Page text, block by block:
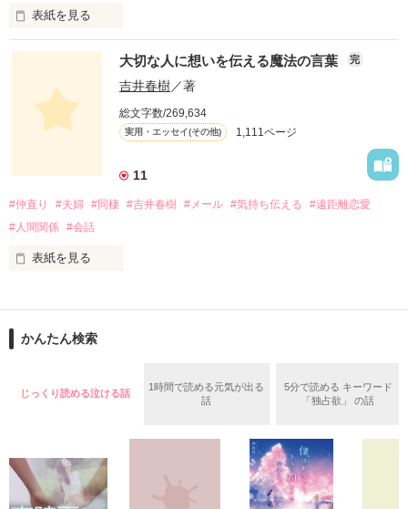
この物語は自分の体験をもとに綴ったフィクションです。
作品を読む
表紙を見る
「オーダー承ります！」は、
お昼のTV番組『ありがとッ！』（テレビ神奈川）
にて、山川恵里佳さんがオススメの料理を
紹介する人気コーナー。
毎週番組への問い合わせが絶えないという、
この話題のレシピを山川さんが
いつもの一品として気軽に取り入れられる
簡単便利なアイデアが満載。
ご主人・おさるさんの感想や、
参考にもぜひどうぞ！
大切な人に想いを伝える魔法の言葉 完
吉井春樹／著
総文字数/269,634
実用・エッセイ(その他) 1,111ページ
11
#仲直り #夫婦 #同棲 #吉井春樹 #メール #気持ち伝える
#遠距離恋愛
#人間関係 #会話
表紙を見る
コピーライターとして徹夜つづきの日々を過ごすかたわら、妻
の女性読者の共感を呼んだことで『しあわせが、しあわせを、
この作品は吉井さん直伝の、気持ちをもっと上手に伝える、こ
「ありがとう」「すきです」「ごめんなさい」「だいじょう
ぶ」「よくできました」など、大切な誰かに感謝や好意、励ま
しのメッセージを伝える小さなテクニックについて解説すると
ともに、その言葉を用いることで自分自身を見つめるきっかけ
かんたん検索
じっくり読める泣ける話
1時間で読める元気が出る
話
5分で読める キーワード
「独占欲」 の話